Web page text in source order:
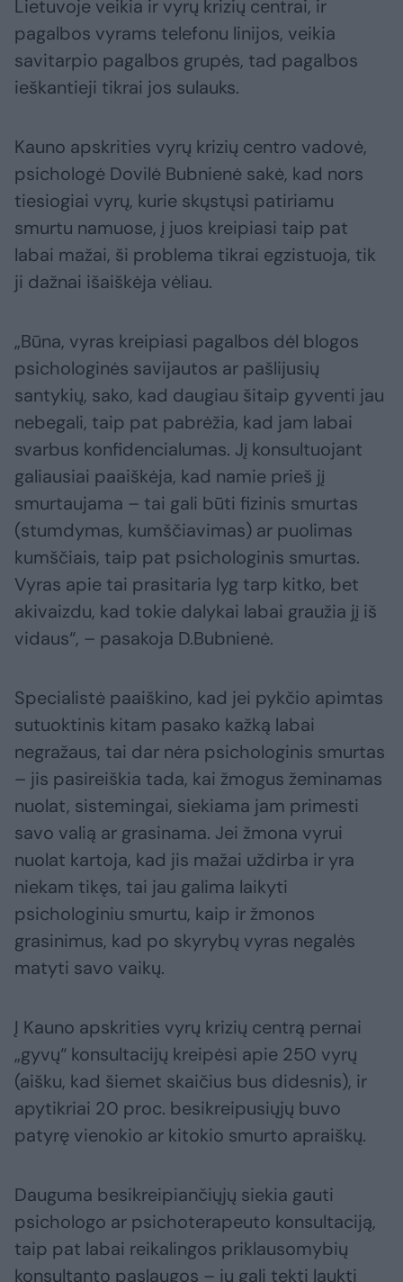
Lietuvoje veikia ir vyrų krizių centrai, ir
pagalbos vyrams telefonu linijos, veikia
savitarpio pagalbos grupės, tad pagalbos
ieškantieji tikrai jos sulauks.
Kauno apskrities vyrų krizių centro vadovė,
psichologė Dovilė Bubnienė sakė, kad nors
tiesiogiai vyrų, kurie skųstųsi patiriamu
smurtu namuose, į juos kreipiasi taip pat
labai mažai, ši problema tikrai egzistuoja, tik
ji dažnai išaiškėja vėliau.
„Būna, vyras kreipiasi pagalbos dėl blogos
psichologinės savijautos ar pašlijusių
santykių, sako, kad daugiau šitaip gyventi jau
nebegali, taip pat pabrėžia, kad jam labai
svarbus konfidencialumas. Jį konsultuojant
galiausiai paaiškėja, kad namie prieš jį
smurtaujama – tai gali būti fizinis smurtas
(stumdymas, kumščiavimas) ar puolimas
kumščiais, taip pat psichologinis smurtas.
Vyras apie tai prasitaria lyg tarp kitko, bet
akivaizdu, kad tokie dalykai labai graužia jį iš
vidaus“, – pasakoja D.Bubnienė.
Specialistė paaiškino, kad jei pykčio apimtas
sutuoktinis kitam pasako kažką labai
negražaus, tai dar nėra psichologinis smurtas
– jis pasireiškia tada, kai žmogus žeminamas
nuolat, sistemingai, siekiama jam primesti
savo valią ar grasinama. Jei žmona vyrui
nuolat kartoja, kad jis mažai uždirba ir yra
niekam tikęs, tai jau galima laikyti
psichologiniu smurtu, kaip ir žmonos
grasinimus, kad po skyrybų vyras negalės
matyti savo vaikų.
Į Kauno apskrities vyrų krizių centrą pernai
„gyvų“ konsultacijų kreipėsi apie 250 vyrų
(aišku, kad šiemet skaičius bus didesnis), ir
apytikriai 20 proc. besikreipusiųjų buvo
patyrę vienokio ar kitokio smurto apraiškų.
Dauguma besikreipiančiųjų siekia gauti
psichologo ar psichoterapeuto konsultaciją,
taip pat labai reikalingos priklausomybių
konsultanto paslaugos – jų gali tekti laukti